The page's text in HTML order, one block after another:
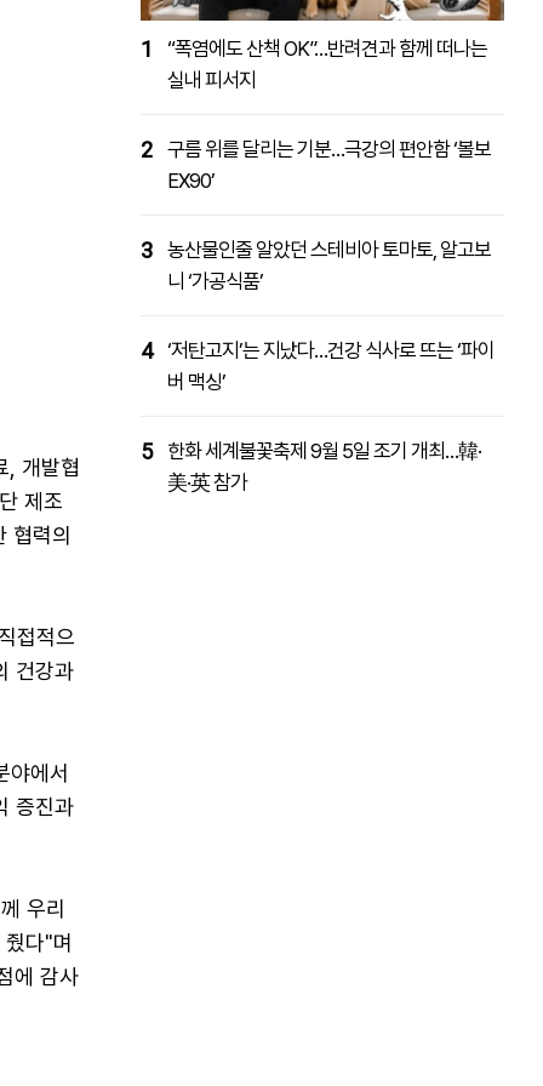
, 개발협
제조
협력의
접적으
건강과
야에서
증진과
우리
다"며
에 감사
1
“폭염에도 산책 OK”…반려견과 함께 떠나는
실내 피서지
2 구름 위를 달리는 기분…극강의 편안함 ‘볼보
EX90’
3 농산물인줄 알았던 스테비아 토마토, 알고보
니 ‘가공식품’
4 ‘저탄고지’는 지났다…건강 식사로 뜨는 ‘파이
버 맥싱’
5
한화 세계불꽃축제 9월 5일 조기 개최…韓·
美·英 참가